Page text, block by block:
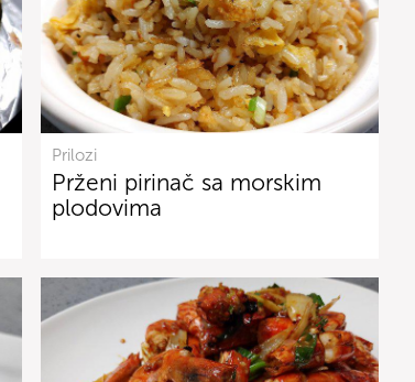
Prilozi
Prženi pirinač sa morskim
plodovima